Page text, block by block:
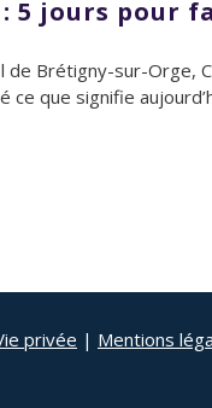
: 5 jours
de Brétigny-sur-
ce que signifie
privée | Mentions